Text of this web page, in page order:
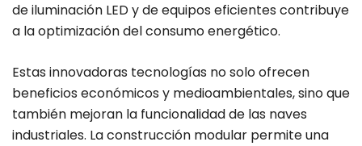
de iluminación LED y de equipos eficientes contribuye
a la optimización del consumo energético.
Estas innovadoras tecnologías no solo ofrecen
beneficios económicos y medioambientales, sino que
también mejoran la funcionalidad de las naves
industriales. La construcción modular permite una